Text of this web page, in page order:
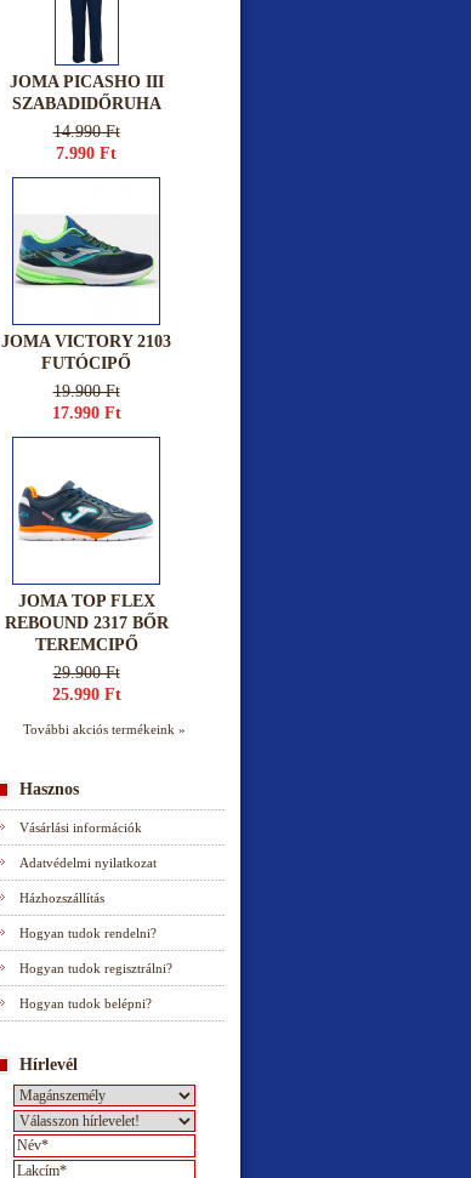
JOMA PICASHO III
SZABADIDŐRUHA
14.990 Ft
7.990 Ft
JOMA VICTORY 2103
FUTÓCIPŐ
19.900 Ft
17.990 Ft
JOMA TOP FLEX
REBOUND 2317 BŐR
TEREMCIPŐ
29.900 Ft
25.990 Ft
További akciós termékeink »
Hasznos
Vásárlási információk
Adatvédelmi nyilatkozat
Házhozszállítás
Hogyan tudok rendelni?
Hogyan tudok regisztrálni?
Hogyan tudok belépni?
Hírlevél